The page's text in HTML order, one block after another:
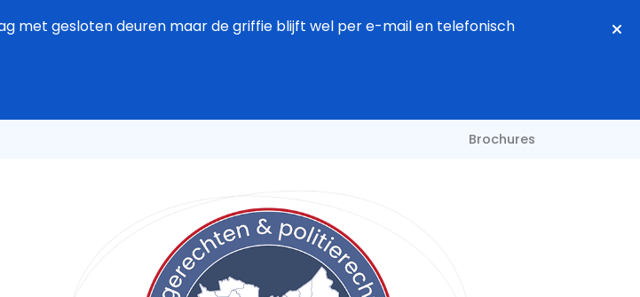
met gesloten deuren maar de griffie blijft wel per e-mail en telefonisch
Brochures